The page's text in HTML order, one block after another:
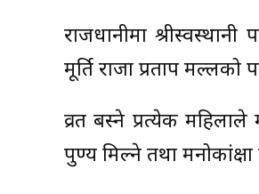
राजधानीमा
मूर्ति राजा प्रताप
व्रत बस्ने प्रत्येक
पुण्य मिल्ने तथा मनोकांक्षा